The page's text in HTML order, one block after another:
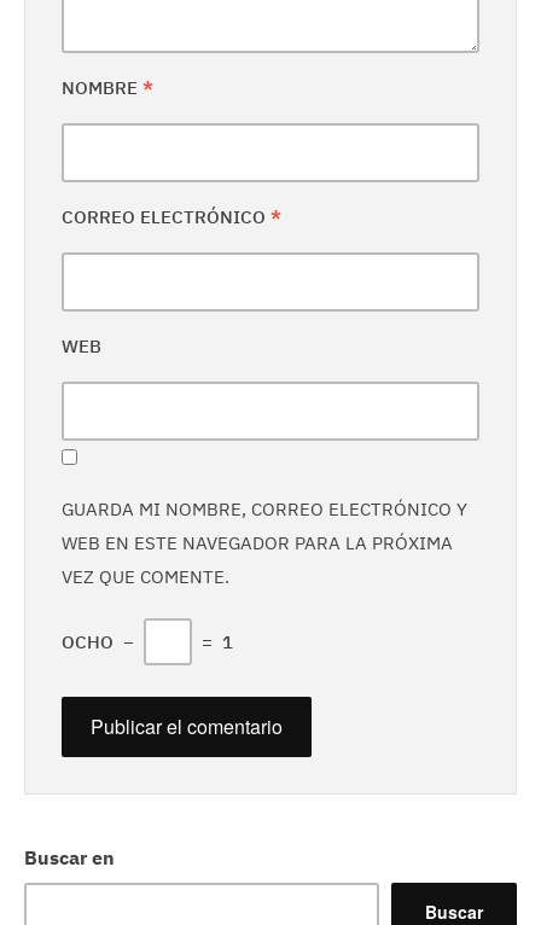
Buscar en
Buscar
NOMBRE *
CORREO ELECTRÓNICO *
WEB
GUARDA MI NOMBRE, CORREO ELECTRÓNICO Y
WEB EN ESTE NAVEGADOR PARA LA PRÓXIMA
VEZ QUE COMENTE.
OCHO − = 1